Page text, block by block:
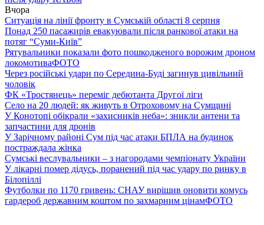
Вчора
Ситуація на лінії фронту в Сумській області 8 серпня
Понад 250 пасажирів евакуювали після ранкової атаки на
потяг “Суми-Київ”
Рятувальники показали фото пошкодженого ворожим дроном
локомотиваФОТО
Через російські удари по Середина-Буді загинув цивільний
чоловік
ФК «Тростянець» переміг дебютанта Другої ліги
Село на 20 людей: як живуть в Отроховому на Сумщині
У Конотопі обікрали «захисників неба»: зникли антени та
запчастини для дронів
У Зарічному районі Сум під час атаки БПЛА на будинок
постраждала жінка
Сумські веслувальники – з нагородами чемпіонату України
У лікарні помер дідусь, поранений під час удару по ринку в
Білопіллі
Футболки по 1170 гривень: СНАУ вирішив оновити комусь
гардероб державним коштом по захмарним цінамФОТО